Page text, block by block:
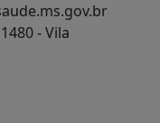
- Vila